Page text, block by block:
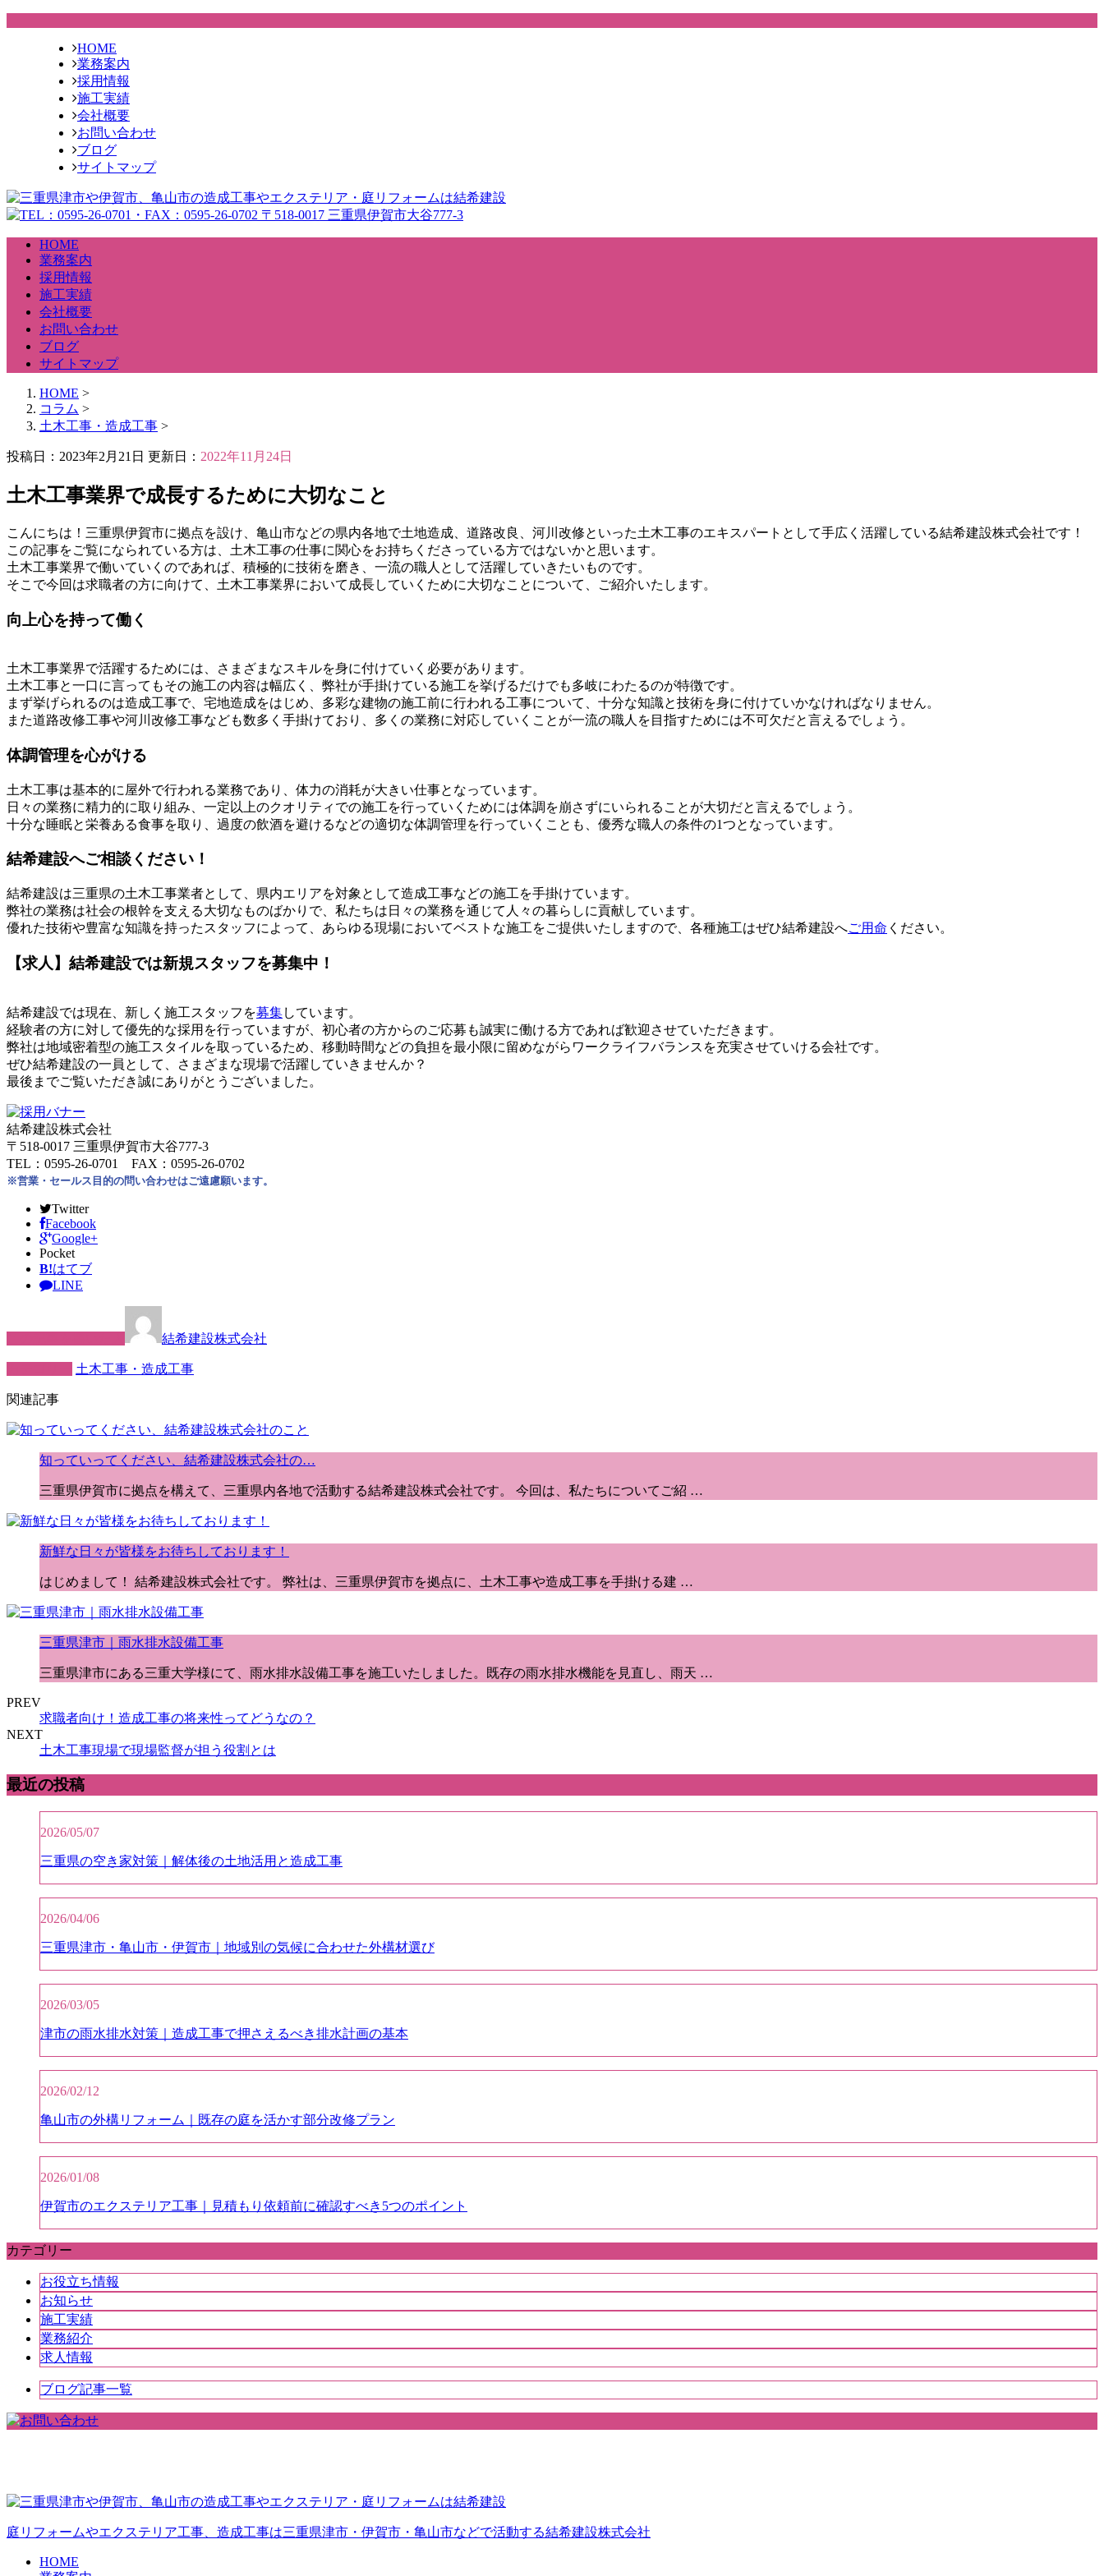
HOME
業務案内
採用情報
施工実績
会社概要
お問い合わせ
ブログ
サイトマップ
HOME
業務案内
採用情報
施工実績
会社概要
お問い合わせ
ブログ
サイトマップ
HOME >
コラム >
土木工事・造成工事 >
投稿日：2023年2月21日 更新日： 2022年11月24日
土木工事業界で成長するために大切なこと
こんにちは！三重県伊賀市に拠点を設け、亀山市などの県内各地で土地造成、道路改良、河川改修といった土木工事のエキスパートとして手広く活躍している結希建設株式会社です！
この記事をご覧になられている方は、土木工事の仕事に関心をお持ちくださっている方ではないかと思います。
土木工事業界で働いていくのであれば、積極的に技術を磨き、一流の職人として活躍していきたいものです。
そこで今回は求職者の方に向けて、土木工事業界において成長していくために大切なことについて、ご紹介いたします。
向上心を持って働く
土木工事業界で活躍するためには、さまざまなスキルを身に付けていく必要があります。
土木工事と一口に言ってもその施工の内容は幅広く、弊社が手掛けている施工を挙げるだけでも多岐にわたるのが特徴です。
まず挙げられるのは造成工事で、宅地造成をはじめ、多彩な建物の施工前に行われる工事について、十分な知識と技術を身に付けていかなければなりません。
また道路改修工事や河川改修工事なども数多く手掛けており、多くの業務に対応していくことが一流の職人を目指すためには不可欠だと言えるでしょう。
体調管理を心がける
土木工事は基本的に屋外で行われる業務であり、体力の消耗が大きい仕事となっています。
日々の業務に精力的に取り組み、一定以上のクオリティでの施工を行っていくためには体調を崩さずにいられることが大切だと言えるでしょう。
十分な睡眠と栄養ある食事を取り、過度の飲酒を避けるなどの適切な体調管理を行っていくことも、優秀な職人の条件の1つとなっています。
結希建設へご相談ください！
結希建設は三重県の土木工事業者として、県内エリアを対象として造成工事などの施工を手掛けています。
弊社の業務は社会の根幹を支える大切なものばかりで、私たちは日々の業務を通じて人々の暮らしに貢献しています。
優れた技術や豊富な知識を持ったスタッフによって、あらゆる現場においてベストな施工をご提供いたしますので、各種施工はぜひ結希建設へご用命 ください。
【求人】結希建設では新規スタッフを募集中！
結希建設では現在、新しく施工スタッフを募集しています。
経験者の方に対して優先的な採用を行っていますが、初心者の方からのご応募も誠実に働ける方であれば歓迎させていただきます。
弊社は地域密着型の施工スタイルを取っているため、移動時間などの負担を最小限に留めながらワークライフバランスを充実させていける会社です。
ぜひ結希建設の一員として、さまざまな現場で活躍していきませんか？
最後までご覧いただき誠にありがとうございました。
結希建設株式会社
〒518-0017 三重県伊賀市大谷777-3
TEL：0595-26-0701 FAX：0595-26-0702
※営業・セールス目的の問い合わせはご遠慮願います。
Twitter
Facebook
Google+
Pocket
B!はてブ
LINE
結希建設株式会社
土木工事・造成工事
関連記事
知っていってください、結希建設株式会社の…
三重県伊賀市に拠点を構えて、三重県内各地で活動する結希建設株式会社です。 今回は、私たちについてご紹 …
新鮮な日々が皆様をお待ちしております！
はじめまして！ 結希建設株式会社です。 弊社は、三重県伊賀市を拠点に、土木工事や造成工事を手掛ける建 …
三重県津市｜雨水排水設備工事
三重県津市にある三重大学様にて、雨水排水設備工事を施工いたしました。既存の雨水排水機能を見直し、雨天 …
PREV
求職者向け！造成工事の将来性ってどうなの？
NEXT
土木工事現場で現場監督が担う役割とは
最近の投稿
2026/05/07
三重県の空き家対策｜解体後の土地活用と造成工事
2026/04/06
三重県津市・亀山市・伊賀市｜地域別の気候に合わせた外構材選び
2026/03/05
津市の雨水排水対策｜造成工事で押さえるべき排水計画の基本
2026/02/12
亀山市の外構リフォーム｜既存の庭を活かす部分改修プラン
2026/01/08
伊賀市のエクステリア工事｜見積もり依頼前に確認すべき5つのポイント
カテゴリー
お役立ち情報
お知らせ
施工実績
業務紹介
求人情報
ブログ記事一覧
庭リフォームやエクステリア工事、造成工事は三重県津市・伊賀市・亀山市などで活動する結希建設株式会社
HOME